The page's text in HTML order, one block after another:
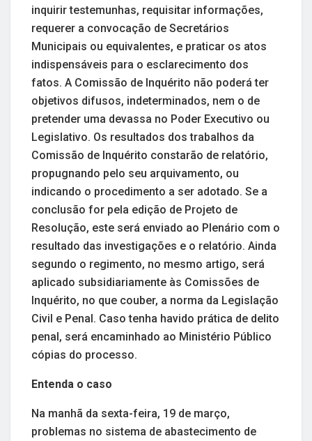
inquirir testemunhas, requisitar informações,
requerer a convocação de Secretários
Municipais ou equivalentes, e praticar os atos
indispensáveis para o esclarecimento dos
fatos. A Comissão de Inquérito não poderá ter
objetivos difusos, indeterminados, nem o de
pretender uma devassa no Poder Executivo ou
Legislativo. Os resultados dos trabalhos da
Comissão de Inquérito constarão de relatório,
propugnando pelo seu arquivamento, ou
indicando o procedimento a ser adotado. Se a
conclusão for pela edição de Projeto de
Resolução, este será enviado ao Plenário com o
resultado das investigações e o relatório. Ainda
segundo o regimento, no mesmo artigo, será
aplicado subsidiariamente às Comissões de
Inquérito, no que couber, a norma da Legislação
Civil e Penal. Caso tenha havido prática de delito
penal, será encaminhado ao Ministério Público
cópias do processo.
Entenda o caso
Na manhã da sexta-feira, 19 de março,
problemas no sistema de abastecimento de